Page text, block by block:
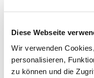
Diese Webseite
Wir verwenden
personalisieren,
zu können und die